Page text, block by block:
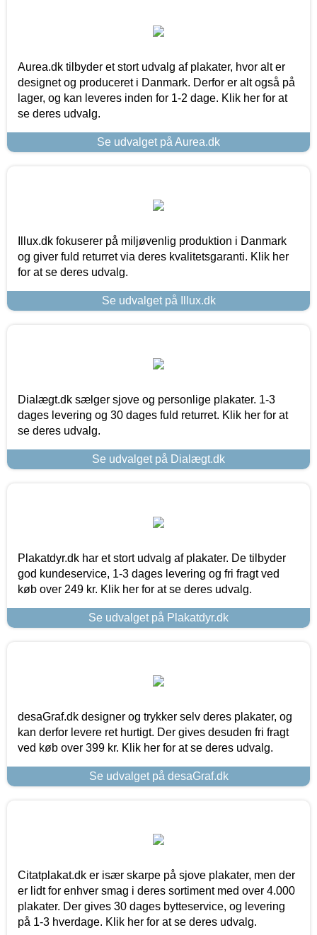
Aurea.dk tilbyder et stort udvalg af plakater, hvor alt er
designet og produceret i Danmark. Derfor er alt også på
lager, og kan leveres inden for 1-2 dage. Klik her for at
se deres udvalg.
Se udvalget på Aurea.dk
Illux.dk fokuserer på miljøvenlig produktion i Danmark
og giver fuld returret via deres kvalitetsgaranti. Klik her
for at se deres udvalg.
Se udvalget på Illux.dk
Dialægt.dk sælger sjove og personlige plakater. 1-3
dages levering og 30 dages fuld returret. Klik her for at
se deres udvalg.
Se udvalget på Dialægt.dk
Plakatdyr.dk har et stort udvalg af plakater. De tilbyder
god kundeservice, 1-3 dages levering og fri fragt ved
køb over 249 kr. Klik her for at se deres udvalg.
Se udvalget på Plakatdyr.dk
desaGraf.dk designer og trykker selv deres plakater, og
kan derfor levere ret hurtigt. Der gives desuden fri fragt
ved køb over 399 kr. Klik her for at se deres udvalg.
Se udvalget på desaGraf.dk
Citatplakat.dk er især skarpe på sjove plakater, men der
er lidt for enhver smag i deres sortiment med over 4.000
plakater. Der gives 30 dages bytteservice, og levering
på 1-3 hverdage. Klik her for at se deres udvalg.